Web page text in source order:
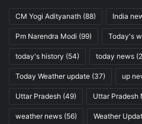
CM Yogi Adityanath (88) India
Pm Narendra Modi (99) Today's
today's history (54) today news
Today Weather update (37) up
Uttar Pradesh (49) Uttar Pradesh
weather news (56) Weather